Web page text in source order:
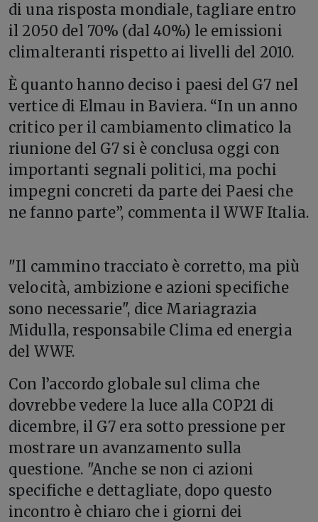
di una risposta mondiale, tagliare entro
il 2050 del 70% (dal 40%) le emissioni
climalteranti rispetto ai livelli del 2010.
È quanto hanno deciso i paesi del G7 nel
vertice di Elmau in Baviera. “In un anno
critico per il cambiamento climatico la
riunione del G7 si è conclusa oggi con
importanti segnali politici, ma pochi
impegni concreti da parte dei Paesi che
ne fanno parte”, commenta il WWF Italia.
"Il cammino tracciato è corretto, ma più
velocità, ambizione e azioni specifiche
sono necessarie", dice Mariagrazia
Midulla, responsabile Clima ed energia
del WWF.
Con l’accordo globale sul clima che
dovrebbe vedere la luce alla COP21 di
dicembre, il G7 era sotto pressione per
mostrare un avanzamento sulla
questione. "Anche se non ci azioni
specifiche e dettagliate, dopo questo
incontro è chiaro che i giorni dei